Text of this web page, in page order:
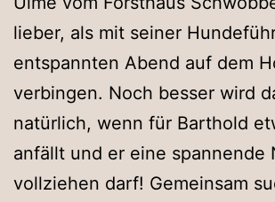
lieber, als mit seiner
entspannten Abend auf dem
verbingen. Noch besser wird
natürlich, wenn für Barthold
anfällt und er eine spannende
vollziehen darf! Gemeinsam